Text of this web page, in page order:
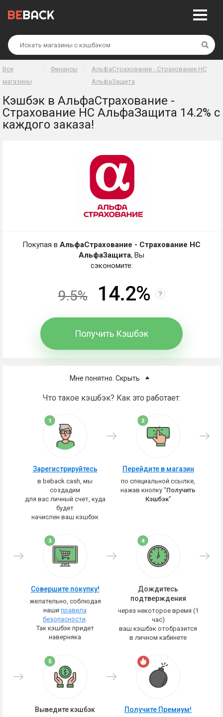
Все
магазины
Финансы
АльфаСтрахование - Страхование НС
АльфаЗащита
Кэшбэк в АльфаСтрахование -
Страхование НС АльфаЗащита 14.2% с
каждого заказа!
Мне понятно. Скрыть
Что такое кэшбэк? Как это работает:
Зарегистрируйтесь
в beback.cash, мы
создадим
для вас личный счет, куда
будет
начислен ваш кэшбэк
Перейдите в магазин
по специальной ссылке,
нажав кнопку "Получить
Кэшбэк"
Совершите покупку!
желательно, соблюдая
наши правила
безопасности
Так кэшбэк придет
наверняка
Дождитесь
подтверждения
через некоторое время (1
час)
ваш кэшбэк отобразится
в личном кабинете
Выведите кэшбэк Получите Премиум!
Покупая в АльфаСтрахование - Страхование НС
АльфаЗащита, Вы
сэкономите:
9.5% 14.2% ?
Получить Кэшбэк